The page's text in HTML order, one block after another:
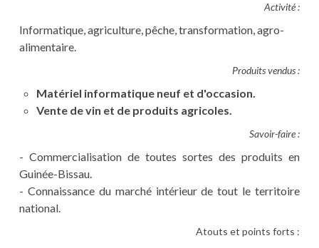
Activité :
Informatique, agriculture, pêche, transformation, agro-
alimentaire.
Produits vendus :
Matériel informatique neuf et d'occasion.
Vente de vin et de produits agricoles.
Savoir-faire :
- Commercialisation de toutes sortes des produits en
Guinée-Bissau.
- Connaissance du marché intérieur de tout le territoire
national.
Atouts et points forts :